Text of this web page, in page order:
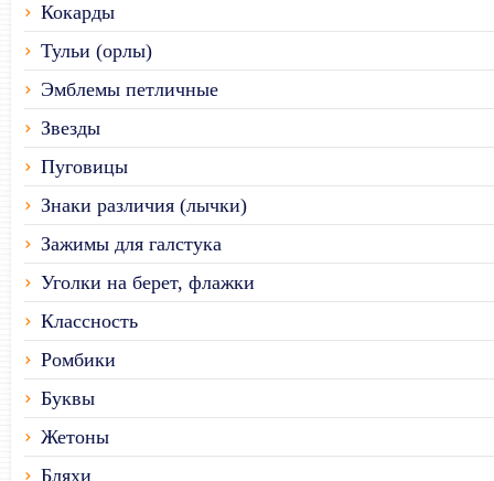
Кокарды
Тульи (орлы)
Эмблемы петличные
Звезды
Пуговицы
Знаки различия (лычки)
Зажимы для галстука
Уголки на берет, флажки
Классность
Ромбики
Буквы
Жетоны
Бляхи